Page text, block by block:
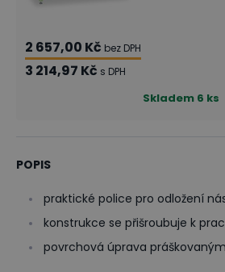
2 657,00 Kč bez DPH
3 214,97 Kč s DPH
Skladem 6 ks
POPIS
praktické police pro odložení
konstrukce se přišroubuje k
povrchová úprava